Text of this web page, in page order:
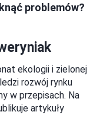
problemów?
ekologii i zielonej
rozwój rynku
w przepisach. Na
artykuły